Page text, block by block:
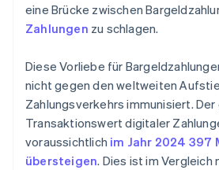
eine Brücke zwischen
Zahlungen zu schlagen.
Diese Vorliebe für
nicht gegen den weltweiten
Zahlungsverkehrs immunisiert.
Transaktionswert digitaler
voraussichtlich im Jahr 2024 397
übersteigen. Dies ist im Vergleich